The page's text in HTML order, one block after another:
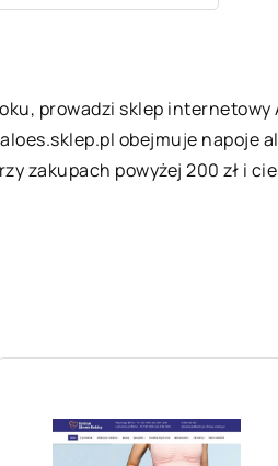
prowadzi sklep
obejmuje napoje
zakupach powyżej 200 zł i